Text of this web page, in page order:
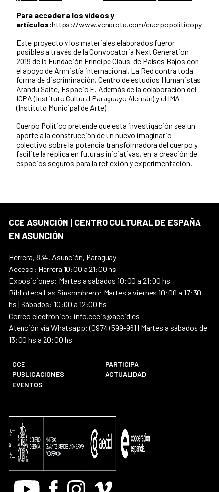
Para acceder a los videos y
artículos:https://www.venarota.com/cuerpopoliticopy
Este proyecto y los materiales elaborados fueron
posibles a través de la Convocatoria Next Generation
2019 de la Fundación Príncipe Claus, de Países Bajos con
el apoyo de Amnistía internacional, La Red contra toda
forma de discriminación, Centro de estudios Humanistas
Arandu Saite, Espacio E. Además de la colaboración del
ICPA (Instituto Cultural Paraguayo Alemán) y el IMA
(Instituto Municipal de Arte)
Cuerpo Político pretende que esta investigación sea un
aporte a la construcción de un nuevo imaginario
colectivo sobre la potencia transformadora del cuerpo y
facilite la réplica en futuras iniciativas, en la creación de
espacios seguros para la reflexión y experimentación.
CCE ASUNCIÓN | CENTRO CULTURAL DE ESPAÑA
EN ASUNCIÓN
Herrera, 834, Asunción, Paraguay
Acceso: Herrera 10:00 a 21:00 hs
Exposiciones: Martes a sábados 10:00 a 21:00 hs
Biblioteca Las Sinsombrero: Martes a viernes 10:00 a 17:30
hs | Sábados: 10:00 a 12:00 hs
Correo electrónico: info.ccejs@aecid.es
Atención vía Whatsapp: (0974) 599-961 | Martes a sábados de
13:00 hs a 20:00 hs
CCE
PARTICIPA
PUBLICACIONES
ACTUALIDAD
EVENTOS
Youtube FacebookInstagram
Vimeo